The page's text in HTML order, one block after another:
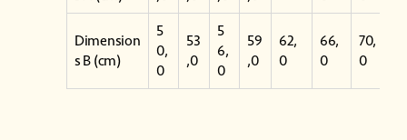
Dimension
s B (cm)
5
0,
0
53
,0
5
6,
0
59
,0
62,
0
66,
0
70,
0